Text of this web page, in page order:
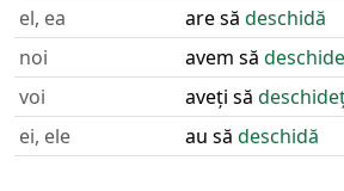
el, ea
are să deschidă
noi
avem să
voi
aveți să
ei, ele
au să deschidă